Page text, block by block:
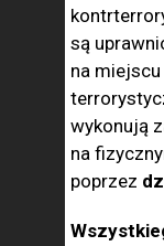
są
na
wykonują
na
poprzez